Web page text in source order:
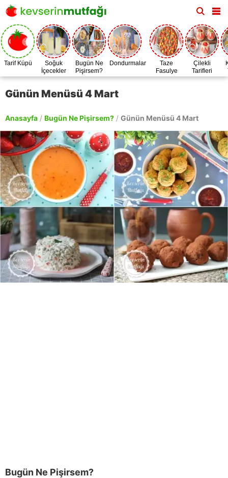
Tarif Küpü
Soğuk
İçecekler
Bugün Ne
Pişirsem?
Dondurmalar
Taze
Fasulye
Zamanı
Çilekli
Tarifleri
Günün Menüsü 4 Mart
Anasayfa / Bugün Ne Pişirsem? / Günün Menüsü 4 Mart
Bugün Ne Pişirsem?